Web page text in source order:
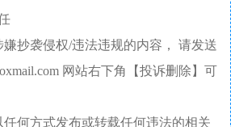
抄袭侵权/违法违规的内容， 请发送
网站右下角【投诉删除】可
任何方式发布或转载任何违法的相关